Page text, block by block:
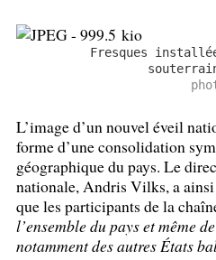
Fresques
L’image d’un nouvel éveil
forme d’une consolidation
géographique du pays. Le
nationale, Andris Vilks, a
que les participants de la
l’ensemble du pays et même
notamment des autres États